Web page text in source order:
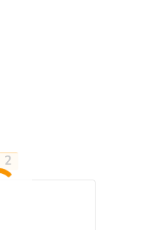
2